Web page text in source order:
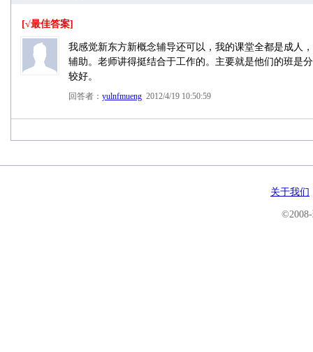
[√最佳答案]
我感觉新东方新概念辅导还可以，我的课堂全都是成人
辅助。老师讲得挺结合于工作的。主要就是他们的班是
较好。
回答者： yulnfmueng 2012/4/19 10:50:59
关于我们